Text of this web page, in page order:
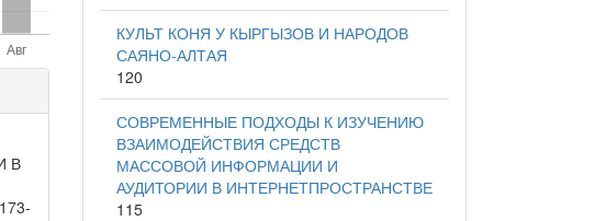
В
КУЛЬТ КОНЯ У КЫРГЫЗОВ И НАРОДОВ
САЯНО-АЛТАЯ
120
СОВРЕМЕННЫЕ ПОДХОДЫ К ИЗУЧЕНИЮ
ВЗАИМОДЕЙСТВИЯ СРЕДСТВ
МАССОВОЙ ИНФОРМАЦИИ И
АУДИТОРИИ В ИНТЕРНЕТПРОСТРАНСТВЕ
115